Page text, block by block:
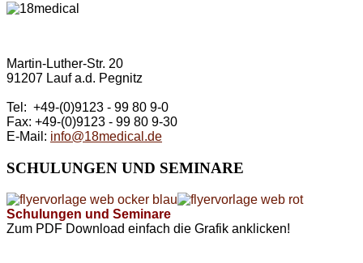
Martin-Luther-Str. 20
91207 Lauf a.d. Pegnitz
Tel: +49-(0)9123 - 99 80 9-0
Fax: +49-(0)9123 - 99 80 9-30
E-Mail: info@18medical.de
SCHULUNGEN UND SEMINARE
Schulungen und Seminare
Zum PDF Download einfach die Grafik anklicken!